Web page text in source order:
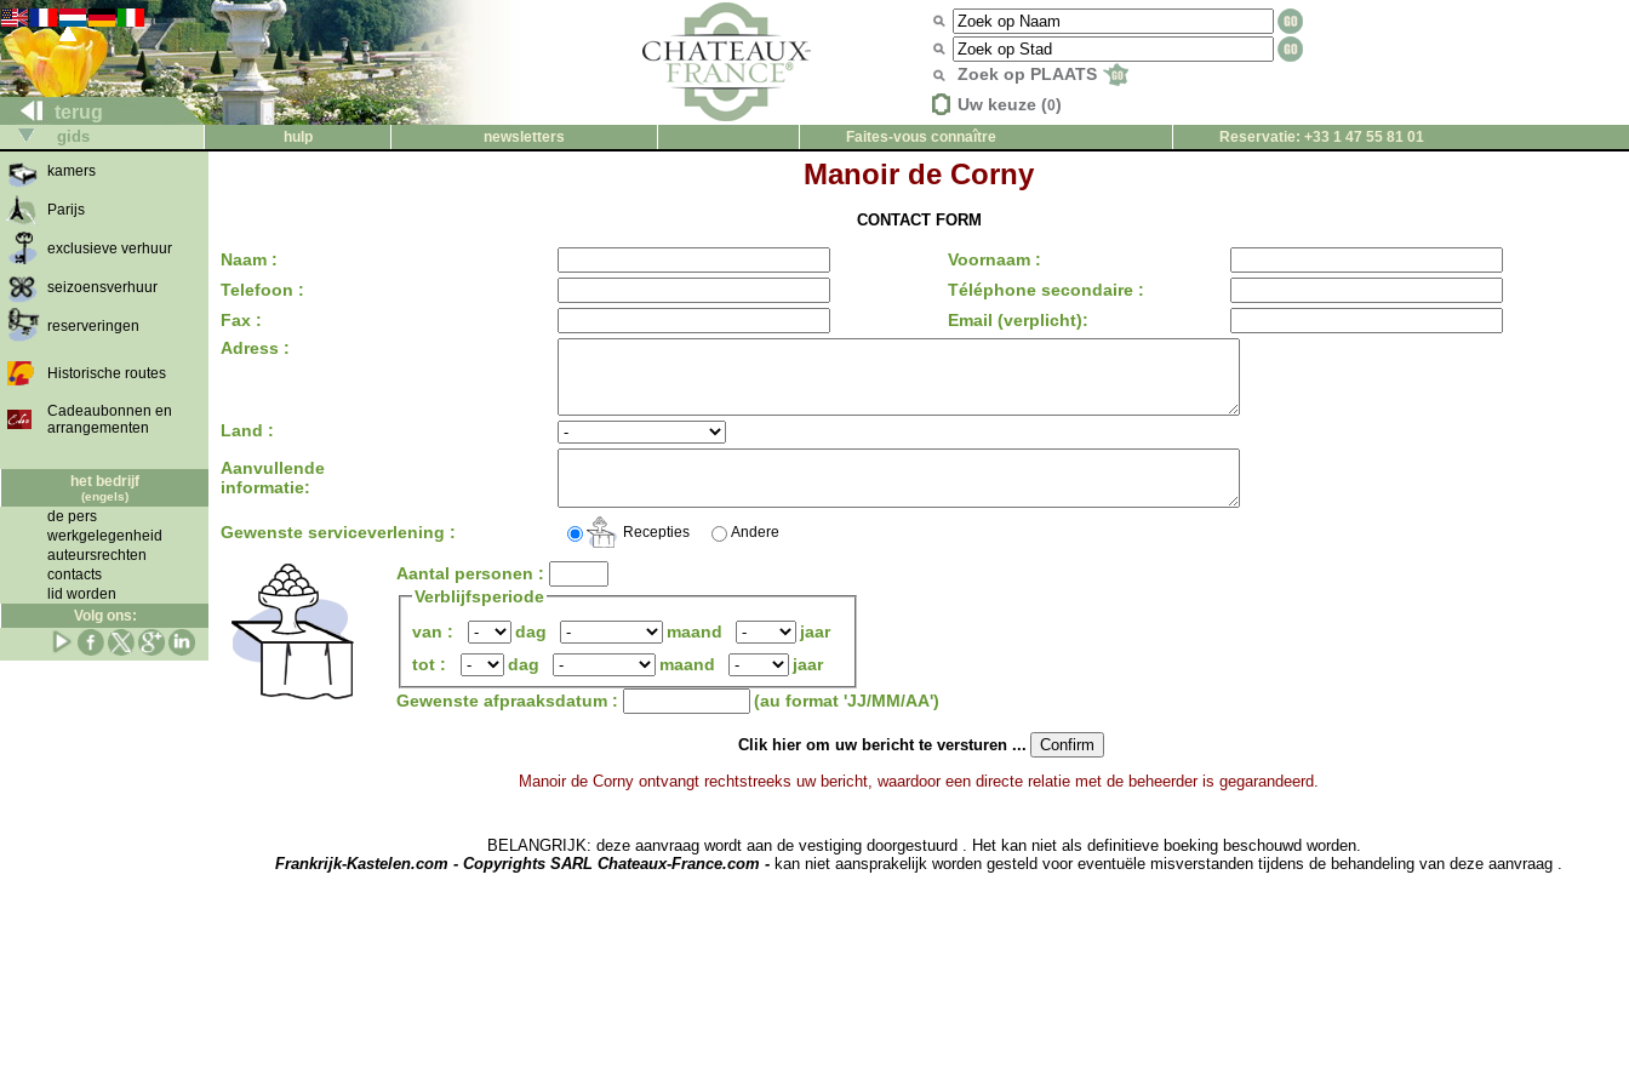
terug
Zoek op PLAATS
Uw keuze (0)
gids hulp newsletters Faites-vous connaître
Reservatie: +33 1 47 55 81 01
kamers
Parijs
exclusieve verhuur
seizoensverhuur
reserveringen
Historische routes
Cadeaubonnen en
arrangementen
het bedrijf
(engels)
de pers
werkgelegenheid
auteursrechten
contacts
lid worden
Volg ons:
Manoir de Corny
CONTACT FORM
Naam :
Voornaam :
Telefoon :
Téléphone secondaire :
Fax :
Email (verplicht):
Adress :
Land :
Aanvullende
informatie:
Gewenste serviceverlening : Recepties Andere
Aantal personen :
Verblijfsperiode
van :
dag maand
jaar
tot :
dag maand
jaar
Gewenste afpraaksdatum :
(au format 'JJ/MM/AA')
Clik hier om uw bericht te versturen ...
Manoir de Corny ontvangt rechtstreeks uw bericht, waardoor een directe relatie met de beheerder is gegarandeerd.
BELANGRIJK: deze aanvraag wordt aan de vestiging doorgestuurd . Het kan niet als definitieve boeking beschouwd worden.
Frankrijk-Kastelen.com - Copyrights SARL Chateaux-France.com - kan niet aansprakelijk worden gesteld voor eventuële misverstanden tijdens de behandeling van deze aanvraag .